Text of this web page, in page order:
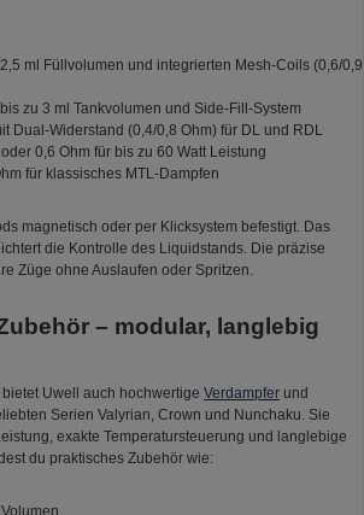
ml Füllvolumen und integrierten Mesh-Coils (0,6/0,9
zu 3 ml Tankvolumen und Side-Fill-System
Dual-Widerstand (0,4/0,8 Ohm) für DL und RDL
0,6 Ohm für bis zu 60 Watt Leistung
für klassisches MTL-Dampfen
magnetisch oder per Klicksystem befestigt. Das
die Kontrolle des Liquidstands. Die präzise
Züge ohne Auslaufen oder Spritzen.
– modular, langlebig
Uwell auch hochwertige Verdampfer und
Serien Valyrian, Crown und Nunchaku. Sie
exakte Temperatursteuerung und langlebige
du praktisches Zubehör wie: